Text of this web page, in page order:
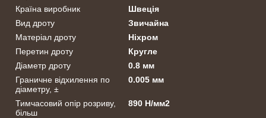
Країна виробник
Швеція
Вид дроту
Звичайна
Матеріал дроту
Ніхром
Перетин дроту
Кругле
Діаметр дроту
0.8 мм
Граничне відхилення по
діаметру, ±
0.005 мм
Тимчасовий опір розриву,
більш
890 Н/мм2